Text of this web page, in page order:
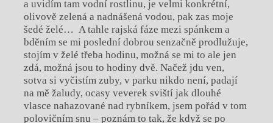
a uvidím tam vodní rostlinu, je velmi konkrétní,
olivově zelená a nadnášená vodou, pak zas moje
šedé želé… A tahle rajská fáze mezi spánkem a
bděním se mi poslední dobrou senzačně prodlužuje,
stojím v želé třeba hodinu, možná se mi to ale jen
zdá, možná jsou to hodiny dvě. Načež jdu ven,
sotva si vyčistím zuby, v parku nikdo není, padají
na mě žaludy, ocasy veverek sviští jak dlouhé
vlasce nahazované nad rybníkem, jsem pořád v tom
polovičním snu – poznám to tak, že když se po